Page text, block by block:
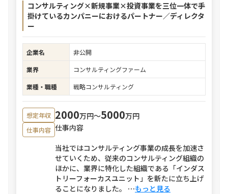
コンサルティング×新規事業×投資事業を三位一体で手
掛けているカンパニーにおけるパートナー／ディレクタ
ー
企業名
非公開
業界
コンサルティングファーム
業種・職種
戦略コンサルティング
想定年収 2000万円〜5000万円
仕事内容 仕事内容
当社ではコンサルティング事業の成長を加速さ
せていくため、従来のコンサルティング組織の
ほかに、業界に特化した組織である「インダス
トリーフォーカスユニット」を新たに立ち上げ
ることになりました。 ⋯もっと見る